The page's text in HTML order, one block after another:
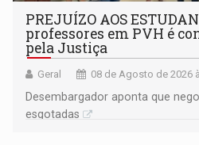
PREJUÍZO AOS
professores em PVH é
pela Justiça
Geral 08 de Agosto de 2026
Desembargador aponta que
esgotadas